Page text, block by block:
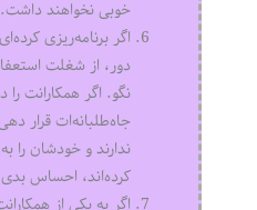
خوبی نخواهند داشت.
اگر برنامه‌ریزی
دور، از شغلت
نگو. اگر همکارانت را
جاه‌طلبانه‌ات قرار
ندارند و خودشان را
کرده‌اند، احساس بدی
اگر به یکی از